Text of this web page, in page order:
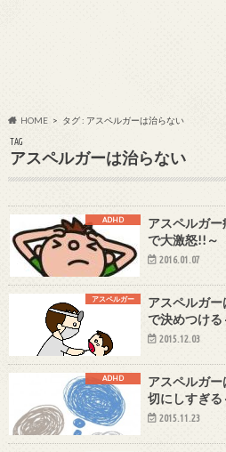
HOME タグ : アスペルガーは治らない
TAG
アスペルガーは治らない
ADHD
アスペルガ
で大激怒!!～
2016.01.07
アスペルガー
アスペルガ
で決めつける
2015.12.03
ADHD
アスペルガ
切にしすぎる
2015.11.23